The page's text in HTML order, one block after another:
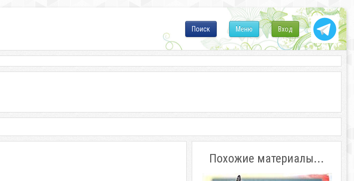
Вход
Меню
Поиск
Похожие материалы...